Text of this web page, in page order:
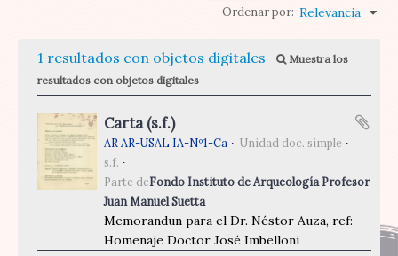
Ordenar por: Relevancia
1 resultados con objetos digitales
Muestra los
resultados con objetos digitales
Carta (s.f.)
AR AR-USAL IA-Nº1-Ca
Unidad doc. simple
s.f.
Parte deFondo Instituto de Arqueología Profesor
Juan Manuel Suetta
Memorandun para el Dr. Néstor Auza, ref:
Homenaje Doctor José Imbelloni